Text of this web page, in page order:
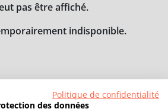
pas être affiché.
indisponible.
Politique de confidentialité
des données